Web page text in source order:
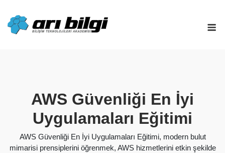
content
AWS Güvenliği En İyi
Uygulamaları Eğitimi
AWS Güvenliği En İyi Uygulamaları Eğitimi, modern bulut
mimarisi prensiplerini öğrenmek, AWS hizmetlerini etkin şekilde